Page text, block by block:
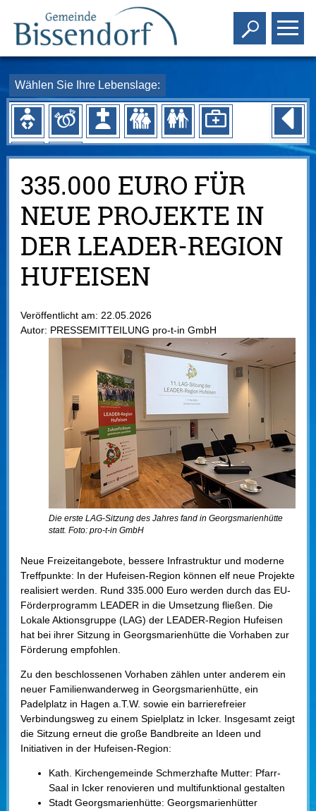
Toggle
Wählen Sie Ihre Lebenslage:
335.000 EURO FÜR
NEUE PROJEKTE IN
DER LEADER-REGION
HUFEISEN
Veröffentlicht am: 22.05.2026
Autor: PRESSEMITTEILUNG pro-t-in GmbH
Die erste LAG-Sitzung des Jahres fand in Georgsmarienhütte
statt. Foto: pro-t-in GmbH
Neue Freizeitangebote, bessere Infrastruktur und moderne
Treffpunkte: In der Hufeisen-Region können elf neue Projekte
realisiert werden. Rund 335.000 Euro werden durch das EU-
Förderprogramm LEADER in die Umsetzung fließen. Die
Lokale Aktionsgruppe (LAG) der LEADER-Region Hufeisen
hat bei ihrer Sitzung in Georgsmarienhütte die Vorhaben zur
Förderung empfohlen.
Zu den beschlossenen Vorhaben zählen unter anderem ein
neuer Familienwanderweg in Georgsmarienhütte, ein
Padelplatz in Hagen a.T.W. sowie ein barrierefreier
Verbindungsweg zu einem Spielplatz in Icker. Insgesamt zeigt
die Sitzung erneut die große Bandbreite an Ideen und
Initiativen in der Hufeisen-Region:
Kath. Kirchengemeinde Schmerzhafte Mutter: Pfarr-
Saal in Icker renovieren und multifunktional gestalten
Stadt Georgsmarienhütte: Georgsmarienhütter